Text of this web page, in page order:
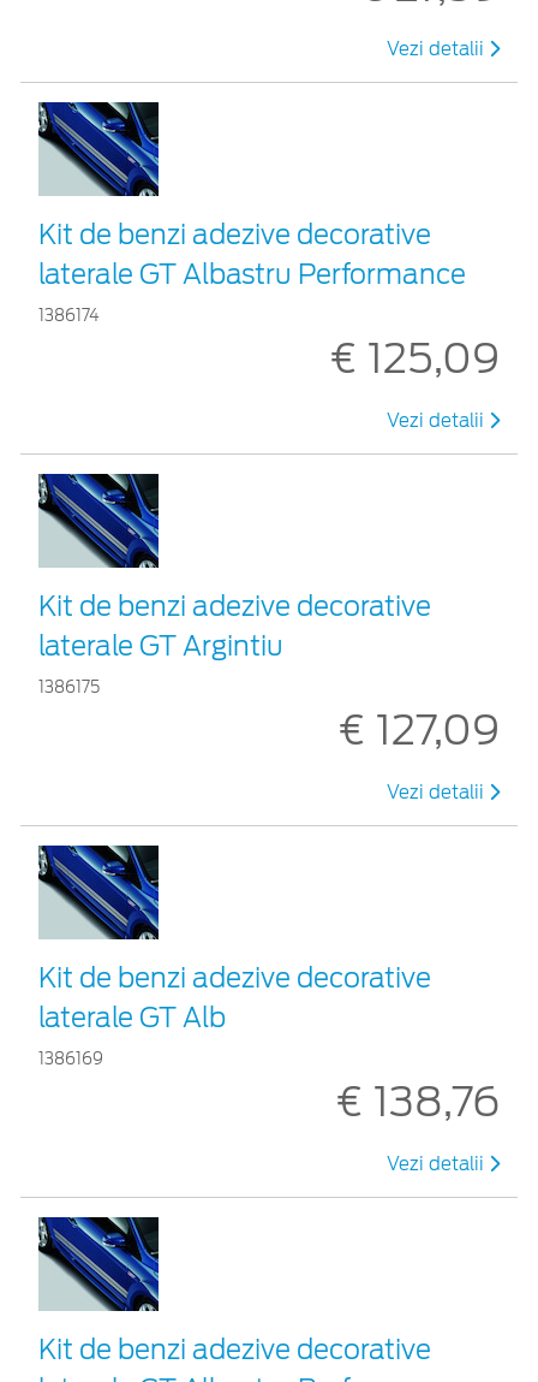
Vezi detalii
Kit de benzi adezive decorative
laterale GT Albastru Performance
1386174
€ 125,09
Vezi detalii
Kit de benzi adezive decorative
laterale GT Argintiu
1386175
€ 127,09
Vezi detalii
Kit de benzi adezive decorative
laterale GT Alb
1386169
€ 138,76
Vezi detalii
Kit de benzi adezive decorative